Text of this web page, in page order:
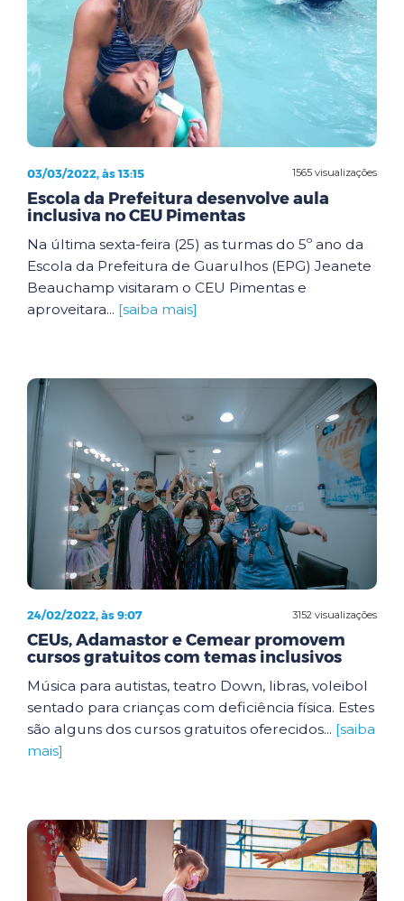
1565 visualizações
03/03/2022, às 13:15
Escola da Prefeitura desenvolve aula
inclusiva no CEU Pimentas
Na última sexta-feira (25) as turmas do 5º ano da
Escola da Prefeitura de Guarulhos (EPG) Jeanete
Beauchamp visitaram o CEU Pimentas e
aproveitara... [saiba mais]
3152 visualizações
24/02/2022, às 9:07
CEUs, Adamastor e Cemear promovem
cursos gratuitos com temas inclusivos
Música para autistas, teatro Down, libras, voleibol
sentado para crianças com deficiência física. Estes
são alguns dos cursos gratuitos oferecidos... [saiba
mais]